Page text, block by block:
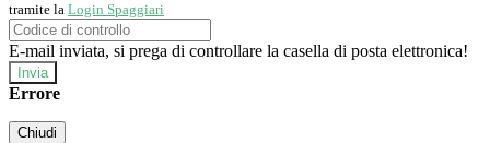
tramite la Login Spaggiari
E-mail inviata, si prega di controllare la casella di posta elettronica!
Errore
Chiudi